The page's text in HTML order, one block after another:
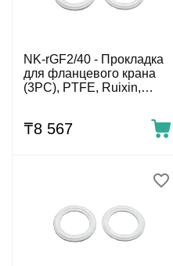
NK-rGF2/40 - Прокладка
для фланцевого крана
(3PC), PTFE, Ruixin,
₸8 567